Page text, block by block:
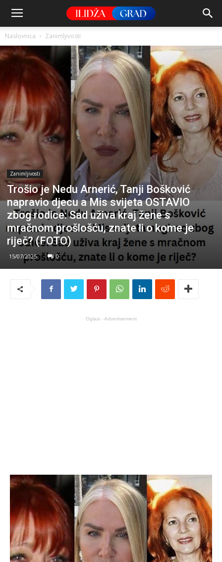
Naslovnica Zanimljivosti
Zanimljivosti
Trošio je Nedu Arnerić, Tanji Bošković
napravio djecu a Mis svijeta OSTAVIO
zbog rodice: Sad uživa kraj žene s
mračnom prošlošću, znate li o kome je
riječ? (FOTO)
15/07/2025 0
Oglasi - Advertisement